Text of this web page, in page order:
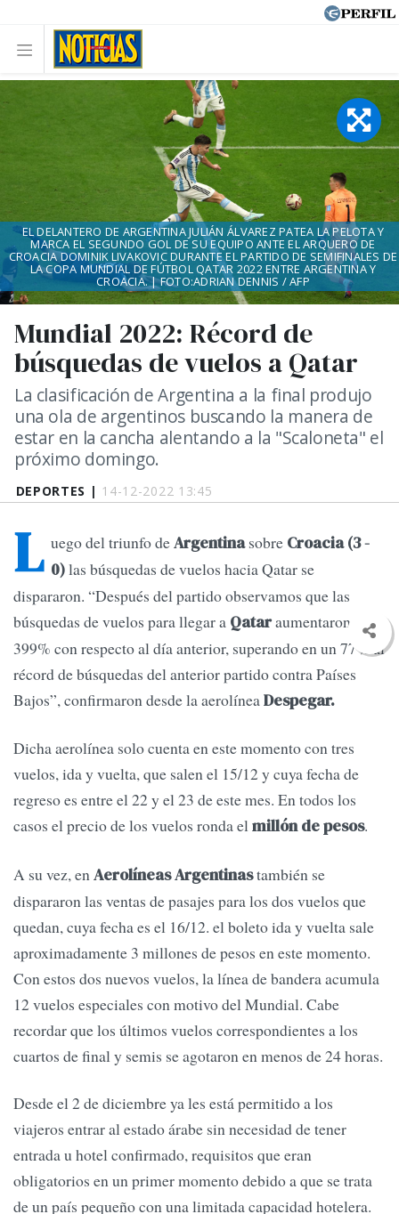
DEPORTES | 14-12-2022 13:45
Mundial 2022: Récord de
búsquedas de vuelos a Qatar
La clasificación de Argentina a la final produjo
una ola de argentinos buscando la manera de
estar en la cancha alentando a la "Scaloneta" el
próximo domingo.
EL DELANTERO DE ARGENTINA JULIÁN ÁLVAREZ PATEA LA PELOTA Y
MARCA EL SEGUNDO GOL DE SU EQUIPO ANTE EL ARQUERO DE
CROACIA DOMINIK LIVAKOVIC DURANTE EL PARTIDO DE SEMIFINALES DE
LA COPA MUNDIAL DE FÚTBOL QATAR 2022 ENTRE ARGENTINA Y
CROACIA. | FOTO:ADRIAN DENNIS / AFP
L uego del triunfo deArgentinasobre Croacia (3 -
0)las búsquedas de vuelos hacia Qatar se
dispararon. “Después del partido observamos que las
búsquedas de vuelos para llegar a Qataraumentaron un
399% con respecto al día anterior, superando en un 77% al
récord de búsquedas del anterior partido contra Países
Bajos”, confirmaron desde la aerolíneaDespegar.
Dicha aerolínea solo cuenta en este momento con tres
vuelos, ida y vuelta, que salen el 15/12 y cuya fecha de
regreso es entre el 22 y el 23 de este mes. En todos los
casos el precio de los vuelos ronda elmillón de pesos.
A su vez, enAerolíneas Argentinastambién se
dispararon las ventas de pasajes para los dos vuelos que
quedan, cuya fecha es el 16/12. el boleto ida y vuelta sale
aproximadamente 3 millones de pesos en este momento.
Con estos dos nuevos vuelos, la línea de bandera acumula
12 vuelos especiales con motivo del Mundial. Cabe
recordar que los últimos vuelos correspondientes a los
cuartos de final y semis se agotaron en menos de 24 horas.
Desde el 2 de diciembre ya les está permitido a los
viajeros entrar al estado árabe sin necesidad de tener
entrada u hotel confirmado, requisitos que eran
obligatorios en un primer momento debido a que se trata
de un país pequeño con una limitada capacidad hotelera.